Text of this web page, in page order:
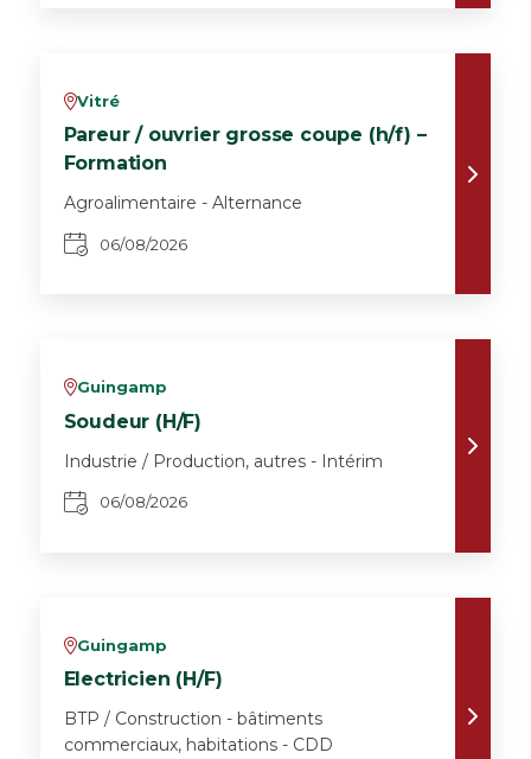
vVitré
Pareur / ouvrier grosse coupe (h/f) –
Formation
Agroalimentaire - Alternance
06/08/2026
vGuingamp
Soudeur (H/F)
Industrie / Production, autres - Intérim
06/08/2026
vGuingamp
Electricien (H/F)
BTP / Construction - bâtiments
commerciaux, habitations - CDD